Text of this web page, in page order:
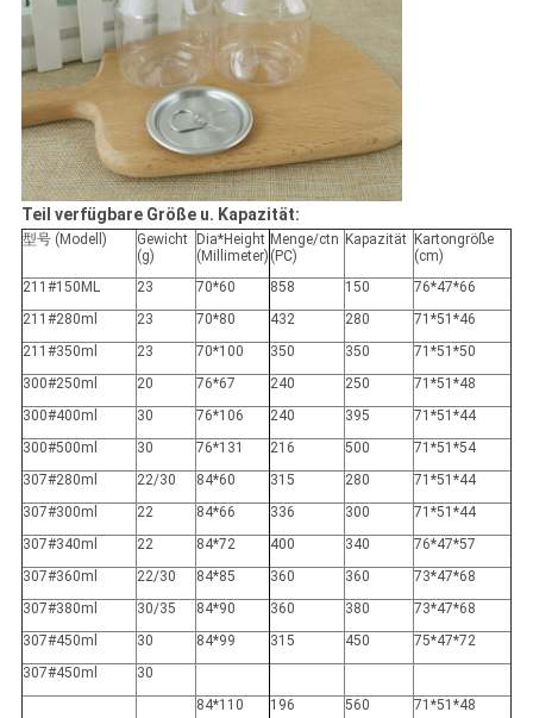
Teil verfügbare Größe u. Kapazität:
型号 (Modell)
Gewicht
(g)
Dia*Height
(Millimeter)
Menge/ctn
(PC)
Kapazität Kartongröße
(cm)
211#150ML
23 70*60 858 150
76*47*66
211#280ml
23 70*80 432 280
71*51*46
211#350ml
23 70*100 350 350
71*51*50
300#250ml
20 76*67 240 250
71*51*48
300#400ml
30 76*106 240 395
71*51*44
300#500ml
30 76*131 216 500
71*51*54
307#280ml
22/30 84*60 315 280
71*51*44
307#300ml
22 84*66 336 300
71*51*44
307#340ml
22 84*72 400 340
76*47*57
307#360ml
22/30 84*85 360 360
73*47*68
307#380ml
30/35 84*90 360 380
73*47*68
307#450ml
30 84*99 315 450
75*47*72
307#450ml
30
84*110
196 560
71*51*48